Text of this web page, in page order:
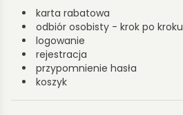
karta rabatowa
odbiór osobisty - krok po kroku
logowanie
rejestracja
przypomnienie hasła
koszyk